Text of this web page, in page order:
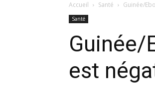
Accueil Santé Guinée/
Santé
Guinée/
est